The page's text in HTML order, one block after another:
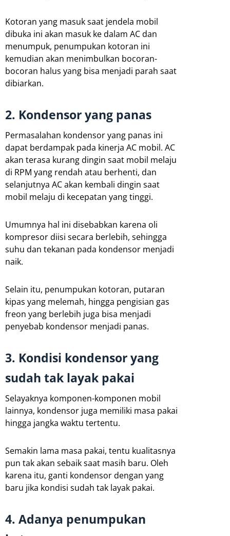
Kotoran yang masuk saat jendela mobil
dibuka ini akan masuk ke dalam AC dan
menumpuk, penumpukan kotoran ini
kemudian akan menimbulkan bocoran-
bocoran halus yang bisa menjadi parah saat
dibiarkan.
2. Kondensor yang panas
Permasalahan kondensor yang panas ini
dapat berdampak pada kinerja AC mobil. AC
akan terasa kurang dingin saat mobil melaju
di RPM yang rendah atau berhenti, dan
selanjutnya AC akan kembali dingin saat
mobil melaju di kecepatan yang tinggi.
Umumnya hal ini disebabkan karena oli
kompresor diisi secara berlebih, sehingga
suhu dan tekanan pada kondensor menjadi
naik.
Selain itu, penumpukan kotoran, putaran
kipas yang melemah, hingga pengisian gas
freon yang berlebih juga bisa menjadi
penyebab kondensor menjadi panas.
3. Kondisi kondensor yang
sudah tak layak pakai
Selayaknya komponen-komponen mobil
lainnya, kondensor juga memiliki masa pakai
hingga jangka waktu tertentu.
Semakin lama masa pakai, tentu kualitasnya
pun tak akan sebaik saat masih baru. Oleh
karena itu, ganti kondensor dengan yang
baru jika kondisi sudah tak layak pakai.
4. Adanya penumpukan